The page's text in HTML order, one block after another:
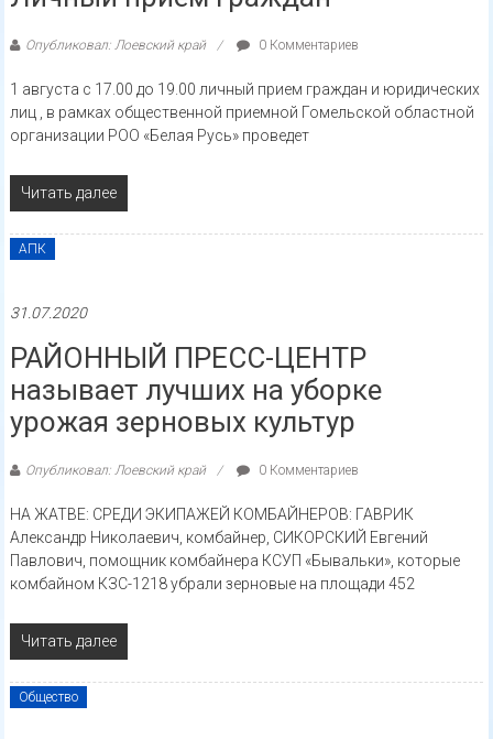
Опубликовал: Лоевский край 0 Комментариев
1 августа с 17.00 до 19.00 личный прием граждан и юридических
лиц , в рамках общественной приемной Гомельской областной
организации РОО «Белая Русь» проведет
Читать далее
АПК
31.07.2020
РАЙОННЫЙ ПРЕСС-ЦЕНТР
называет лучших на уборке
урожая зерновых культур
Опубликовал: Лоевский край 0 Комментариев
НА ЖАТВЕ: СРЕДИ ЭКИПАЖЕЙ КОМБАЙНЕРОВ: ГАВРИК
Александр Николаевич, комбайнер, СИКОРСКИЙ Евгений
Павлович, помощник комбайнера КСУП «Бывальки», которые
комбайном КЗС-1218 убрали зерновые на площади 452
Читать далее
Общество